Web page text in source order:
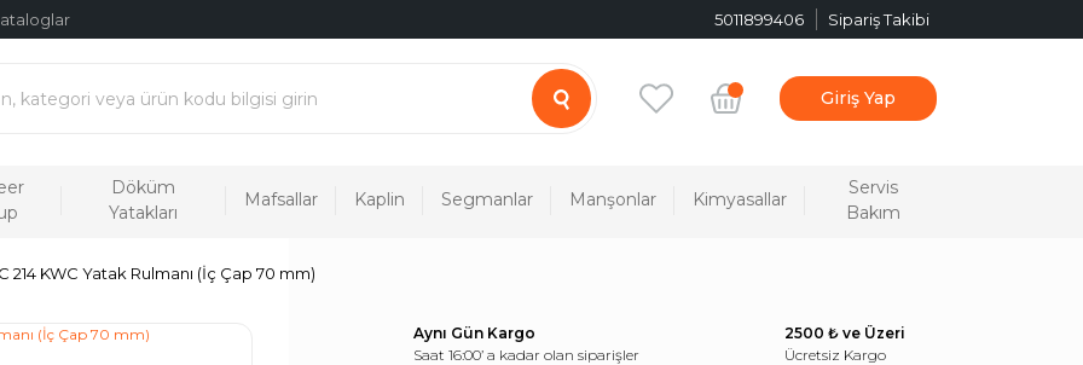
5011899406 Sipariş Takibi
Giriş Yap
Döküm
Yatakları
Mafsallar Kaplin Segmanlar Manşonlar Kimyasallar
Servis
Bakım
214 KWC Yatak Rulmanı (İç Çap 70 mm)
Aynı Gün Kargo
Saat 16:00’ a kadar olan siparişler
2500 ₺ ve Üzeri
Ücretsiz Kargo